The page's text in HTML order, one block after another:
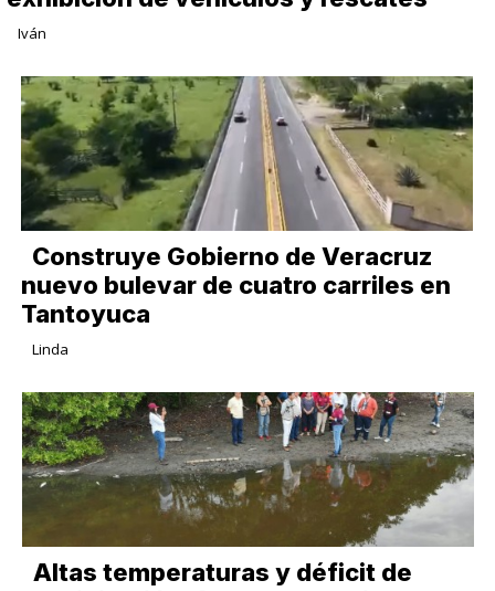
Iván
​Construye Gobierno de Veracruz
nuevo bulevar de cuatro carriles en
Tantoyuca
Linda
Altas temperaturas y déficit de